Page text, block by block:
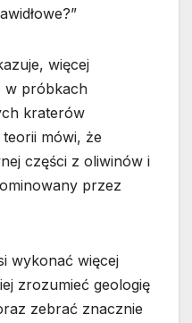
więcej
w próbkach
kraterów
mówi, że
części z oliwinów i
przez
wykonać więcej
zrozumieć geologię
zebrać znacznie